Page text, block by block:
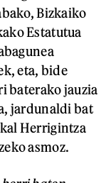
Bizkaiko
Estatutua
eta, bide
baterako jauzia
jardunaldi bat
Herrigintza
asmoz.